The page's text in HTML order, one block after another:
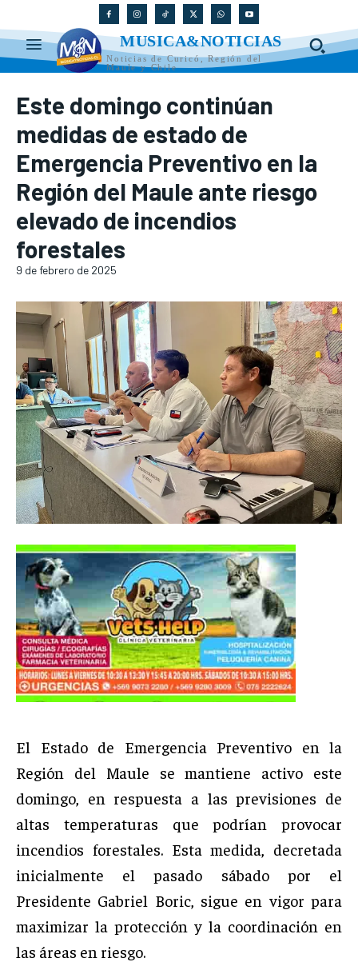
MUSICA&NOTICIAS
Noticias de Curicó, Región del
Maule y Chile
Este domingo continúan
medidas de estado de
Emergencia Preventivo en la
Región del Maule ante riesgo
elevado de incendios
forestales
9 de febrero de 2025
El Estado de Emergencia Preventivo en la
Región del Maule se mantiene activo este
domingo, en respuesta a las previsiones de
altas temperaturas que podrían provocar
incendios forestales. Esta medida, decretada
inicialmente el pasado sábado por el
Presidente Gabriel Boric, sigue en vigor para
maximizar la protección y la coordinación en
las áreas en riesgo.